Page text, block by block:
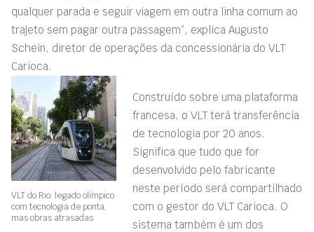
qualquer parada e seguir viagem em outra linha comum ao
trajeto sem pagar outra passagem”, explica Augusto
Schein, diretor de operações da concessionária do VLT
Carioca.
VLT do Rio: legado olímpico
com tecnologia de ponta,
mas obras atrasadas
Construído sobre uma plataforma
francesa, o VLT terá transferência
de tecnologia por 20 anos.
Significa que tudo que for
desenvolvido pelo fabricante
neste período será compartilhado
com o gestor do VLT Carioca. O
sistema também é um dos